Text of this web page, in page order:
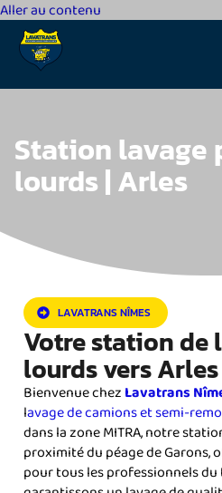
Aller au contenu
Station lavage
lourds | Arles
LAVATRANS NÎMES
Votre station de
lourds vers Arles
Bienvenue chez Lavatrans
lavage de camions et semi-
dans la zone MITRA, notre
proximité du péage de Garons,
pour tous les professionnels